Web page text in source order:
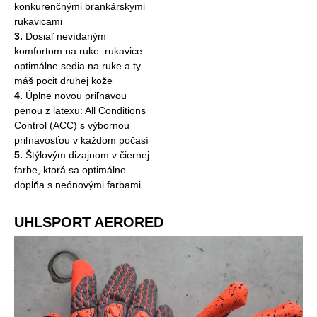
konkurenčnými brankárskymi
rukavicami
3. Dosiaľ nevídaným
komfortom na ruke: rukavice
optimálne sedia na ruke a ty
máš pocit druhej kože
4. Úplne novou priľnavou
penou z latexu: All Conditions
Control (ACC) s výbornou
priľnavosťou v každom počasí
5. Štýlovým dizajnom v čiernej
farbe, ktorá sa optimálne
dopĺňa s neónovými farbami
UHLSPORT AERORED